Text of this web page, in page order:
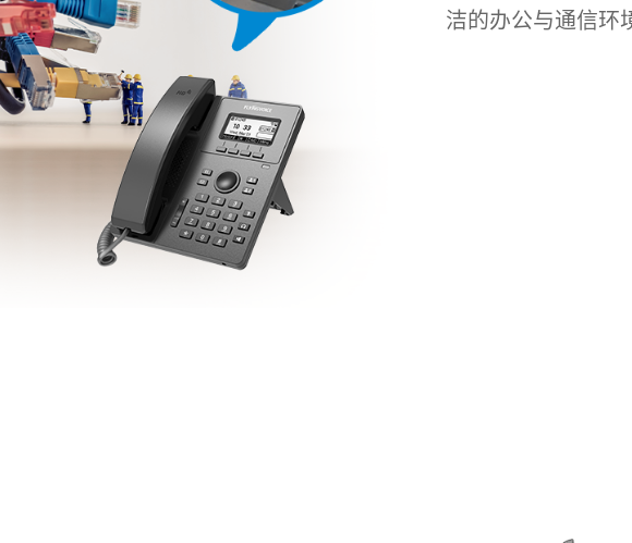
洁的办公与通信环